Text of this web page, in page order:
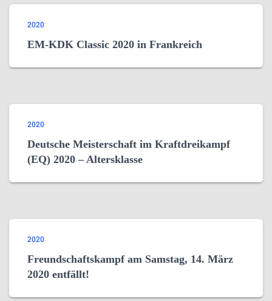
2020
EM-KDK Classic 2020 in Frankreich
2020
Deutsche Meisterschaft im Kraftdreikampf
(EQ) 2020 – Altersklasse
2020
Freundschaftskampf am Samstag, 14. März
2020 entfällt!